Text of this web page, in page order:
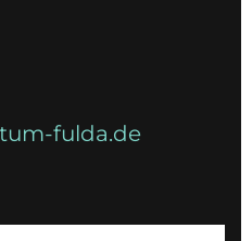
fulda.de